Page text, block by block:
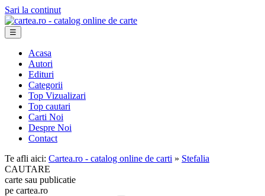
Sari la continut
☰
Acasa
Autori
Edituri
Categorii
Top Vizualizari
Top cautari
Carti Noi
Despre Noi
Contact
Te afli aici: Cartea.ro - catalog online de carti » Stefalia
CAUTARE
carte sau publicatie
pe cartea.ro